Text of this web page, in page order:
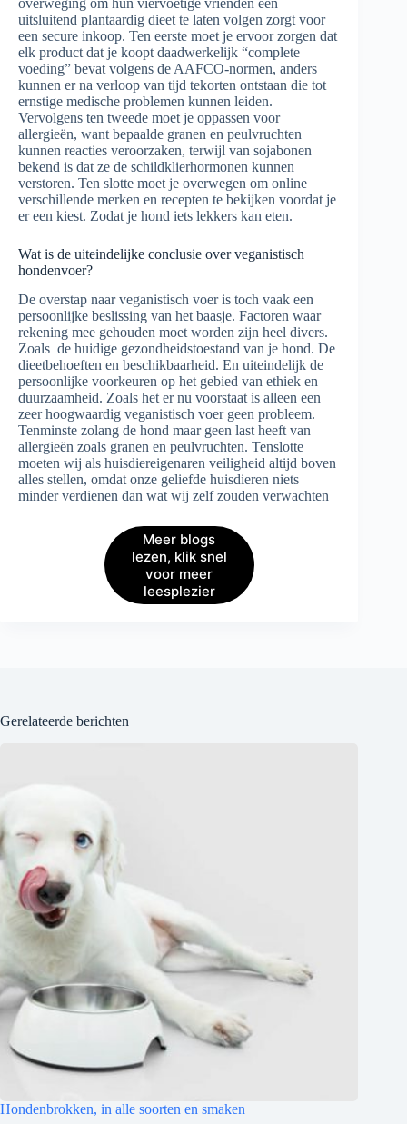
uitsluitend plantaardig dieet te laten volgen zorgt voor
een secure inkoop. Ten eerste moet je ervoor zorgen dat
elk product dat je koopt daadwerkelijk “complete
voeding” bevat volgens de AAFCO-normen, anders
kunnen er na verloop van tijd tekorten ontstaan die tot
ernstige medische problemen kunnen leiden.
Vervolgens ten tweede moet je oppassen voor
allergieën, want bepaalde granen en peulvruchten
kunnen reacties veroorzaken, terwijl van sojabonen
bekend is dat ze de schildklierhormonen kunnen
verstoren. Ten slotte moet je overwegen om online
verschillende merken en recepten te bekijken voordat je
er een kiest. Zodat je hond iets lekkers kan eten.
Wat is de uiteindelijke conclusie over veganistisch
hondenvoer?
De overstap naar veganistisch voer is toch vaak een
persoonlijke beslissing van het baasje. Factoren waar
rekening mee gehouden moet worden zijn heel divers.
Zoals de huidige gezondheidstoestand van je hond. De
dieetbehoeften en beschikbaarheid. En uiteindelijk de
persoonlijke voorkeuren op het gebied van ethiek en
duurzaamheid. Zoals het er nu voorstaat is alleen een
zeer hoogwaardig veganistisch voer geen probleem.
Tenminste zolang de hond maar geen last heeft van
allergieën zoals granen en peulvruchten. Tenslotte
moeten wij als huisdiereigenaren veiligheid altijd boven
alles stellen, omdat onze geliefde huisdieren niets
minder verdienen dan wat wij zelf zouden verwachten
Meer blogs
lezen, klik snel
voor meer
leesplezier
Gerelateerde berichten
Hondenbrokken, in alle soorten en smaken